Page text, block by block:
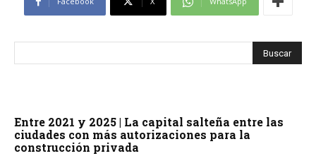
Entre 2021 y 2025 | La capital salteña entre las
ciudades con más autorizaciones para la
construcción privada